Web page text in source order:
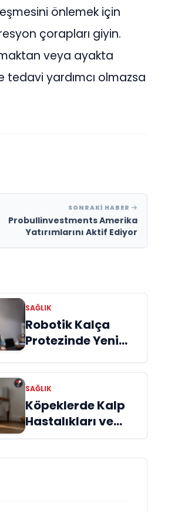
önlemek için
çorapları giyin.
veya ayakta
tedavi yardımcı olmazsa
SONRAKI HABER
Probullinvestments Amerika
Yatırımlarını Aktif Ediyor
SAĞLIK
Robotik Kalça
Protezinde Yeni
Ata Can’dan
Hastalara Özel
Cerrahi Planlama
SAĞLIK
Köpeklerde Kalp
Hastalıkları ve
Belirtileri